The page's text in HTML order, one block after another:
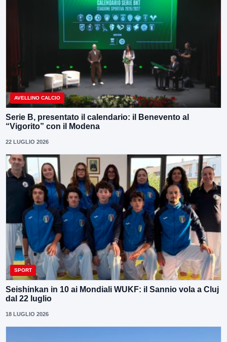
AVELLINO CALCIO
Serie B, presentato il calendario: il Benevento al
“Vigorito” con il Modena
22 LUGLIO 2026
SPORT
Seishinkan in 10 ai Mondiali WUKF: il Sannio vola a Cluj
dal 22 luglio
18 LUGLIO 2026